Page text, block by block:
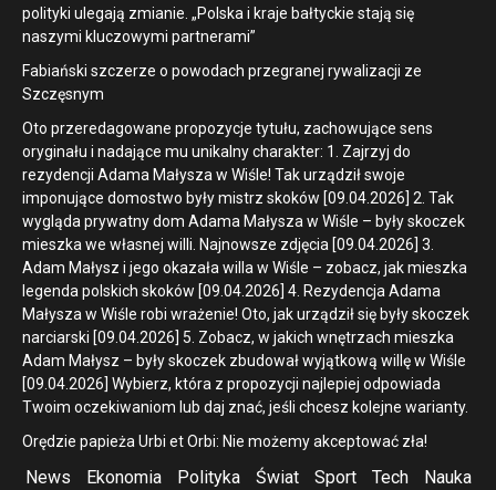
polityki ulegają zmianie. „Polska i kraje bałtyckie stają się
naszymi kluczowymi partnerami”
Fabiański szczerze o powodach przegranej rywalizacji ze
Szczęsnym
Oto przeredagowane propozycje tytułu, zachowujące sens
oryginału i nadające mu unikalny charakter: 1. Zajrzyj do
rezydencji Adama Małysza w Wiśle! Tak urządził swoje
imponujące domostwo były mistrz skoków [09.04.2026] 2. Tak
wygląda prywatny dom Adama Małysza w Wiśle – były skoczek
mieszka we własnej willi. Najnowsze zdjęcia [09.04.2026] 3.
Adam Małysz i jego okazała willa w Wiśle – zobacz, jak mieszka
legenda polskich skoków [09.04.2026] 4. Rezydencja Adama
Małysza w Wiśle robi wrażenie! Oto, jak urządził się były skoczek
narciarski [09.04.2026] 5. Zobacz, w jakich wnętrzach mieszka
Adam Małysz – były skoczek zbudował wyjątkową willę w Wiśle
[09.04.2026] Wybierz, która z propozycji najlepiej odpowiada
Twoim oczekiwaniom lub daj znać, jeśli chcesz kolejne warianty.
Orędzie papieża Urbi et Orbi: Nie możemy akceptować zła!
News Ekonomia Polityka Świat Sport Tech Nauka